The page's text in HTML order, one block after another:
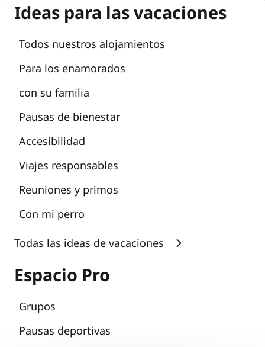
Ideas para las vacaciones
Todos nuestros alojamientos
Para los enamorados
con su familia
Pausas de bienestar
Accesibilidad
Viajes responsables
Reuniones y primos
Con mi perro
Todas las ideas de vacaciones
Espacio Pro
Grupos
Pausas deportivas